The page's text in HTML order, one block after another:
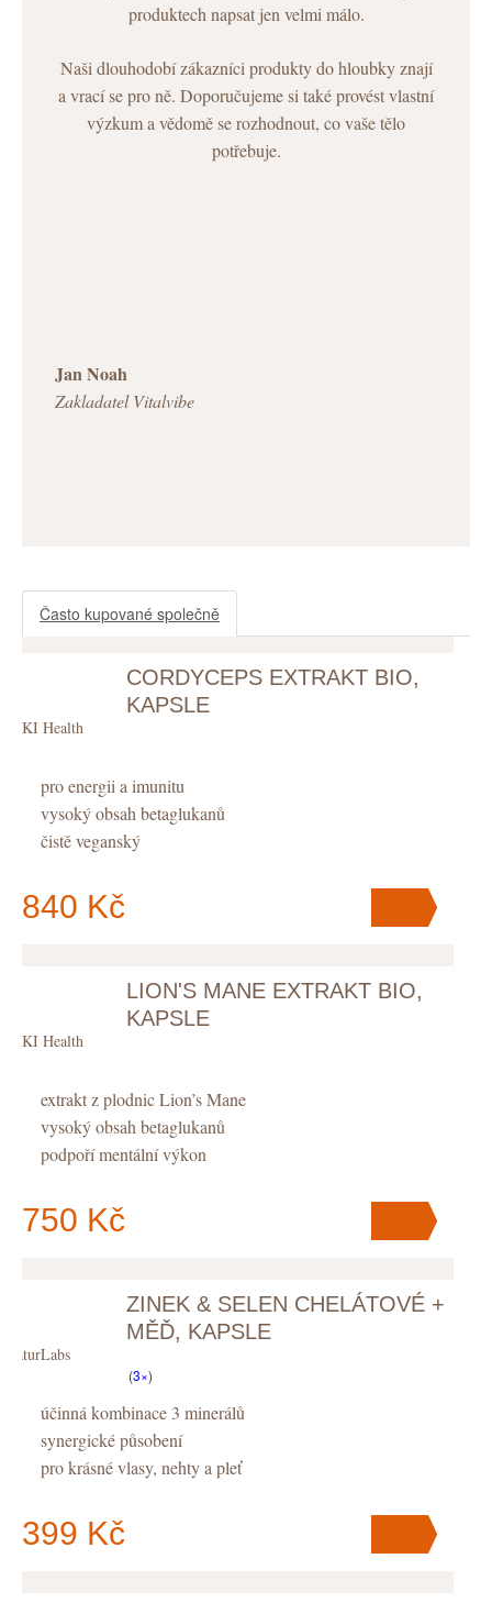
produktech napsat jen velmi málo.
Naši dlouhodobí zákazníci produkty do hloubky znají
a vrací se pro ně. Doporučujeme si také provést vlastní
výzkum a vědomě se rozhodnout, co vaše tělo
potřebuje.
Jan Noah
Zakladatel Vitalvibe
Často kupované společně
CORDYCEPS EXTRAKT BIO,
KAPSLE
KIKI Health
pro energii a imunitu
vysoký obsah betaglukanů
čistě veganský
840 Kč
V košíku máte ks
LION'S MANE EXTRAKT BIO,
KAPSLE
KIKI Health
extrakt z plodnic Lion’s Mane
vysoký obsah betaglukanů
podpoří mentální výkon
750 Kč
V košíku máte ks.
ZINEK & SELEN CHELÁTOVÉ +
MĚĎ, KAPSLE
NaturLabs
(3×)
účinná kombinace 3 minerálů
synergické působení
pro krásné vlasy, nehty a pleť
399 Kč